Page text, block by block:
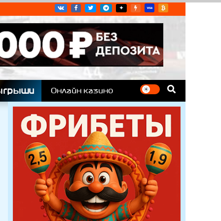
гоночных серий
Онлайн казино